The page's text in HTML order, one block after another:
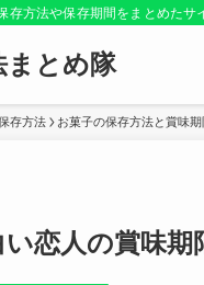
存方法や保存期間をまとめたサ
まとめ隊
存方法 お菓子の保存方法と賞味期
い恋人の賞味